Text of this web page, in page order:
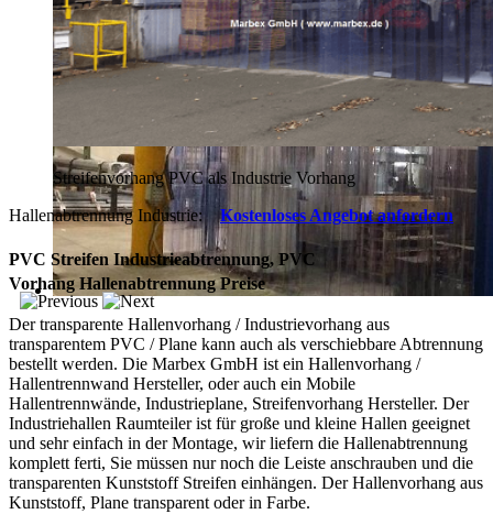
Streifenvorhang PVC als Industrie Vorhang
Hallenabtrennung Industrie:
Kostenloses Angebot anfordern
PVC Streifen Industrieabtrennung, PVC
Vorhang Hallenabtrennung Preise
Der transparente Hallenvorhang / Industrievorhang aus
transparentem PVC / Plane kann auch als verschiebbare Abtrennung
bestellt werden. Die Marbex GmbH ist ein Hallenvorhang /
Hallentrennwand Hersteller, oder auch ein Mobile
Hallentrennwände, Industrieplane, Streifenvorhang Hersteller. Der
Industriehallen Raumteiler ist für große und kleine Hallen geeignet
und sehr einfach in der Montage, wir liefern die Hallenabtrennung
komplett ferti, Sie müssen nur noch die Leiste anschrauben und die
transparenten Kunststoff Streifen einhängen. Der Hallenvorhang aus
Kunststoff, Plane transparent oder in Farbe.